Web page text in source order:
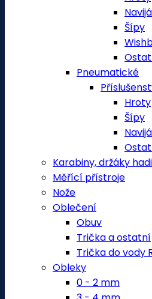
Šípy
Pneumatické
Hroty
Šípy
Karabiny, držáky
Měřící přístroje
Nože
Oblečení
Obuv
Trička a ostatní
Trička do vody
Obleky
0 - 2 mm